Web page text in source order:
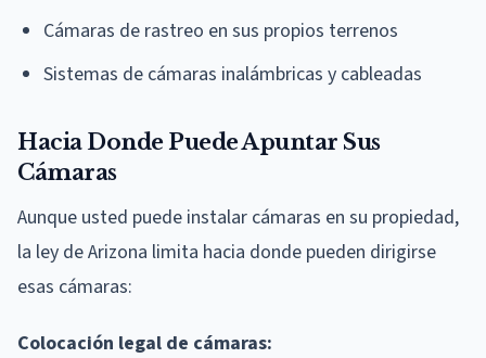
Cámaras de rastreo en sus propios terrenos
Sistemas de cámaras inalámbricas y cableadas
Hacia Donde Puede Apuntar Sus
Cámaras
Aunque usted puede instalar cámaras en su propiedad,
la ley de Arizona limita hacia donde pueden dirigirse
esas cámaras:
Colocación legal de cámaras: